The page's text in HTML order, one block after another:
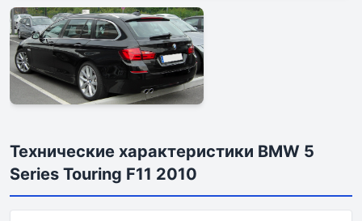
Технические характеристики BMW 5
Series Touring F11 2010